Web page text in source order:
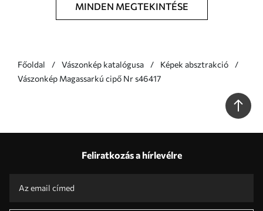
MINDEN MEGTEKINTÉSE
Főoldal Vászonkép katalógusa
Képek absztrakció
Vászonkép Magassarkú cipő Nr s46417
Feliratkozás a hírlevélre